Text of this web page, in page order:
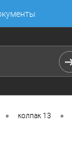
• колпак 13 •